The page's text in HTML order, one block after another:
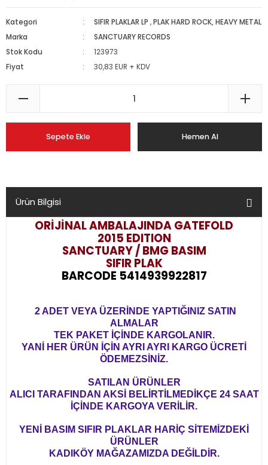
Kategori SIFIR PLAKLAR LP ,PLAK HARD ROCK, HEAVY METAL
Marka
SANCTUARY RECORDS
Stok Kodu
123973
Fiyat
30,83 EUR + KDV
Sepete Ekle Hemen Al
Ürün Bilgisi
ORİJİNAL AMBALAJINDA GATEFOLD
2015 EDITION
SANCTUARY / BMG BASIM
SIFIR PLAK
BARCODE 5414939922817
2 ADET VEYA ÜZERİNDE YAPTIĞINIZ SATIN
ALMALAR
TEK PAKET İÇİNDE KARGOLANIR.
YANİ HER ÜRÜN İÇİN AYRI AYRI KARGO ÜCRETİ
ÖDEMEZSİNİZ.
SATILAN ÜRÜNLER
ALICI TARAFINDAN AKSİ BELİRTİLMEDİKÇE 24 SAAT
İÇİNDE KARGOYA VERİLİR.
YENİ BASIM SIFIR PLAKLAR HARİÇ SİTEMİZDEKİ
ÜRÜNLER
KADIKÖY MAĞAZAMIZDA DEĞİLDİR.